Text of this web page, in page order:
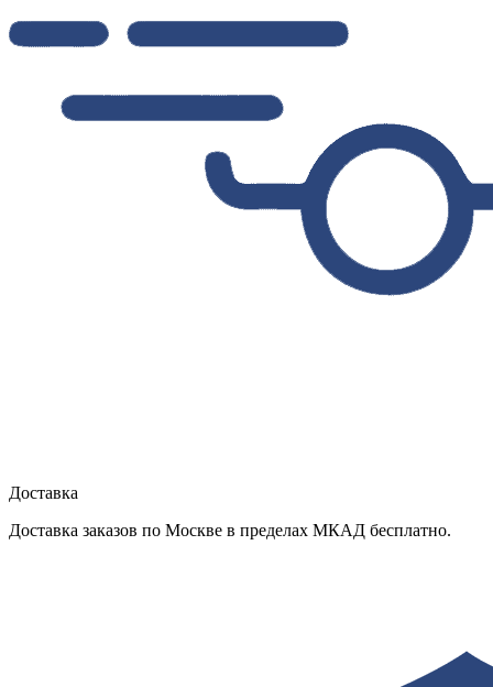
Доставка
Доставка заказов по Москве в пределах МКАД бесплатно.